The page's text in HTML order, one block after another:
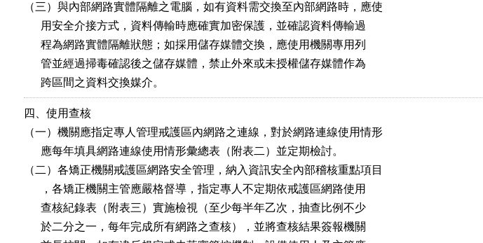
（三）與內部網路實體隔離之電腦，如有資料需交換至內部網路時，應使
      用安全介接方式，資料傳輸時應確實加密保護，並確認資料傳輸過
      程為網路實體隔離狀態；如採用儲存媒體交換，應使用機關專用列
      管並經過掃毒確認後之儲存媒體，禁止外來或未授權儲存媒體作為
      跨區間之資料交換媒介。
四、使用查核
（一）機關應指定專人管理戒護區內網路之連線，對於網路連線使用情形
      應每年填具網路連線使用情形彙總表（附表二）並定期檢討。
（二）各矯正機關戒護區網路安全管理，納入資訊安全內部稽核重點項目
      ，各矯正機關主管應嚴格督導，指定專人不定期依戒護區網路使用
      查核紀錄表（附表三）實施檢視（至少每半年乙次，抽查比例不少
      於二分之一，每年完成所有網路之查核），並將查核結果簽報機關